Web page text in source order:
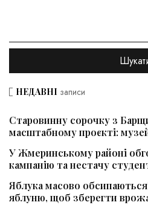
НЕДАВНІ записи
Старовинну сорочку з
масштабному проєкті:
У Жмеринському районі
кампанію та нестачу
Яблука масово
яблуню, щоб зберегти